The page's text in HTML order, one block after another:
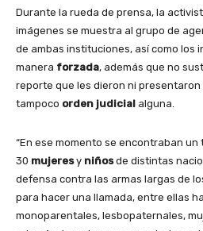
Durante la rueda de prensa, la
imágenes se muestra al grupo de
de ambas instituciones, así como los
manera forzada, además que no
reporte que les dieron ni presentaron
tampoco orden judicial alguna.
“En ese momento se encontraban un
30 mujeresy niñosde distintas
defensa contra las armas largas de
para hacer una llamada, entre ellas
monoparentales, lesbopaternales,